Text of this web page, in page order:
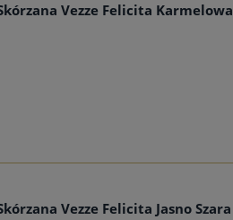
Vezze Felicita Karmelowa
Vezze Felicita Jasno Szara